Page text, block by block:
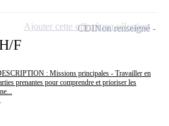
F
: Missions principales - Travailler en
prenantes pour comprendre et prioriser les
CDINon renseigné
Ajouter cette offre à ma sélection